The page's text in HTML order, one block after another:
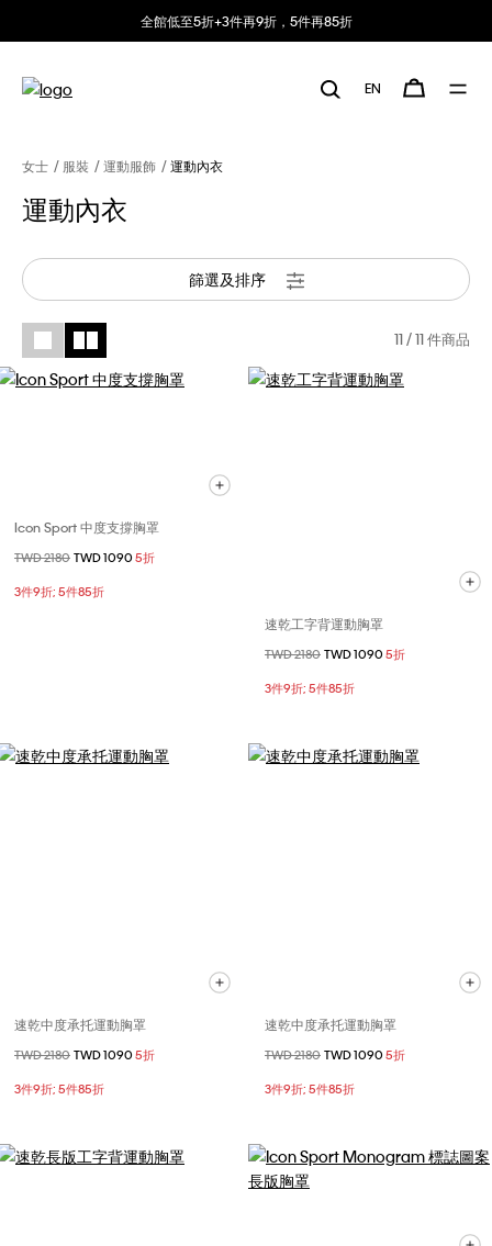
全館低至5折+3件再9折，5件再85折
EN
女士 服裝 運動服飾 運動內衣
運動內衣
篩選及排序
11 / 11 件商品
Icon Sport 中度支撐胸罩
價格扣減從
TWD 2180 至
TWD 1090 5折
3件9折; 5件85折
速乾工字背運動胸罩
價格扣減從
TWD 2180 至
TWD 1090 5折
3件9折; 5件85折
速乾中度承托運動胸罩
價格扣減從
TWD 2180 至
TWD 1090 5折
3件9折; 5件85折
速乾中度承托運動胸罩
價格扣減從
TWD 2180 至
TWD 1090 5折
3件9折; 5件85折